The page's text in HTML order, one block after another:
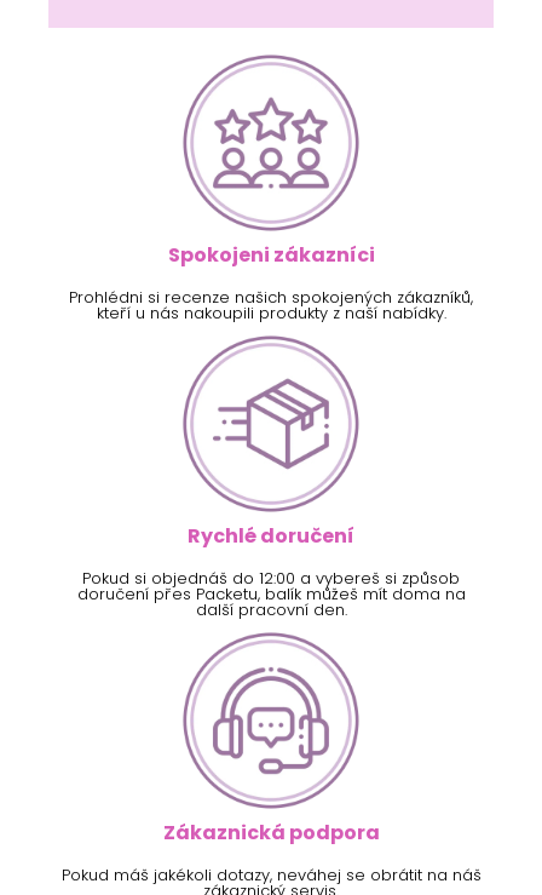
Spokojeni zákazníci
Prohlédni si recenze našich spokojených zákazníků,
kteří u nás nakoupili produkty z naší nabídky.
Rychlé doručení
Pokud si objednáš do 12:00 a vybereš si způsob
doručení přes Packetu, balík můžeš mít doma na
další pracovní den.
Zákaznická podpora
Pokud máš jakékoli dotazy, neváhej se obrátit na náš